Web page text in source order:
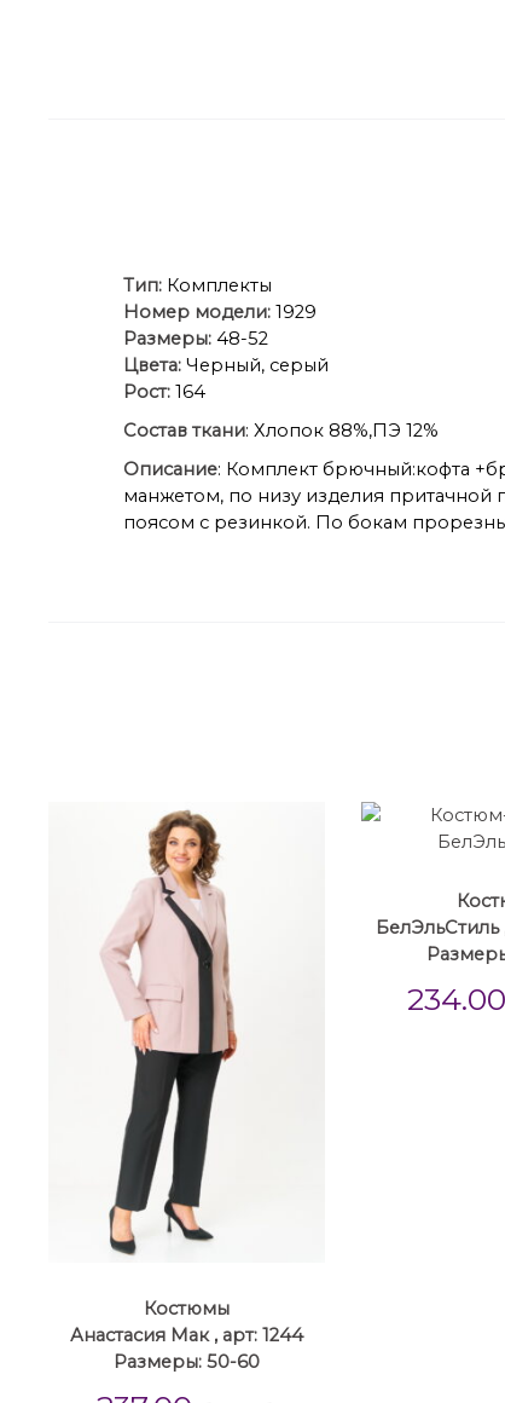
Тип: Комплекты
Номер модели: 1929
Размеры: 48-52
Цвета: Черный, серый
Рост: 164
Состав ткани: Хлопок 88%,ПЭ 12%
Описание: Комплект брючный:кофта
манжетом, по низу изделия
поясом с резинкой. По бокам
Костюмы
Анастасия Мак , арт: 1244
Размеры: 50-60
БелЭльСтиль
234.00